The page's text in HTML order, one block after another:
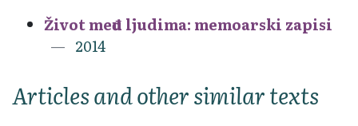
Život među ljudima: memoarski zapisi
2014
Articles and other similar texts